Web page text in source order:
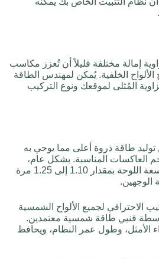
إمالة مختلفة قليلاً أن تُعزز مكاسب
الألواح الخلفية. يُمكن لمهندس الطاقة
المُثلى لموقعك ونوع التركيب
توليد طاقة ذروة أعلى مما يوحي به
العاكسات المناسبة. بشكل عام،
تعمل العاكسات التي تزيد سعة اللوحة بمقدار 1.10 إلى 1.25 مرة
الوجهين.
الاحترافي لجميع الألواح الشمسية
فنيي طاقة شمسية معتمدين.
الأمثل، وطول عمر النظام، ويحافظ